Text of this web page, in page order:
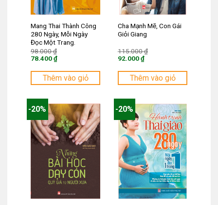
Mang Thai Thành Công
280 Ngày, Mỗi Ngày
Đọc Một Trang.
98.000₫
98.000 ₫.
78.400₫
hiện
là:
Thêm vào giỏ
Cha Mạnh Mẽ, Con Gái
Giỏi Giang
115.000₫
115.000 ₫.
92.000₫
hiện
là:
Thêm vào giỏ
-20% -20%